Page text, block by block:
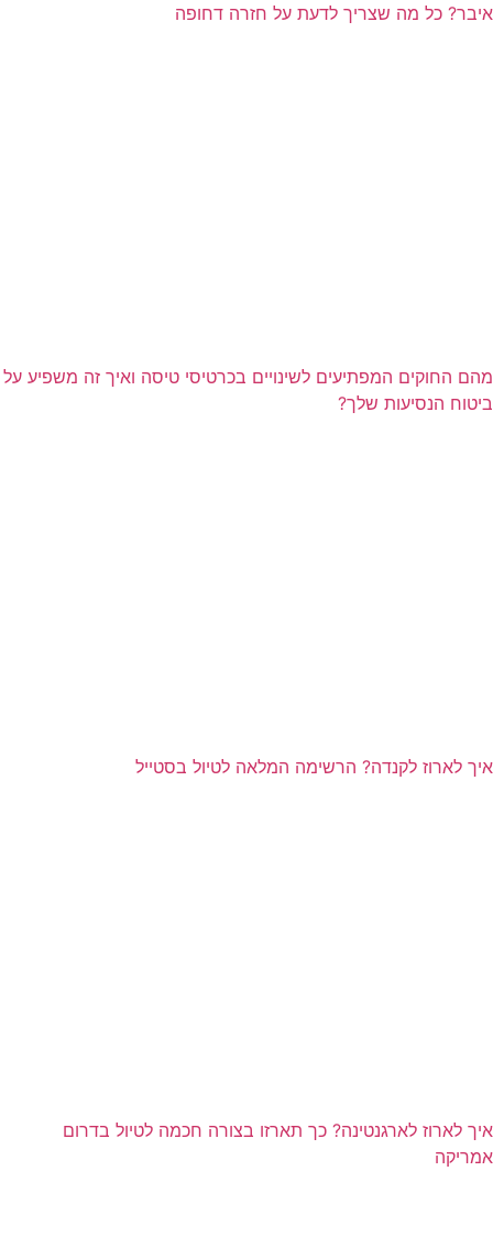
איבר? כל מה שצריך לדעת על חזרה דחופה
מהם החוקים המפתיעים לשינויים בכרטיסי טיסה ואיך זה משפיע על
ביטוח הנסיעות שלך?
איך לארוז לקנדה? הרשימה המלאה לטיול בסטייל
איך לארוז לארגנטינה? כך תארזו בצורה חכמה לטיול בדרום
אמריקה